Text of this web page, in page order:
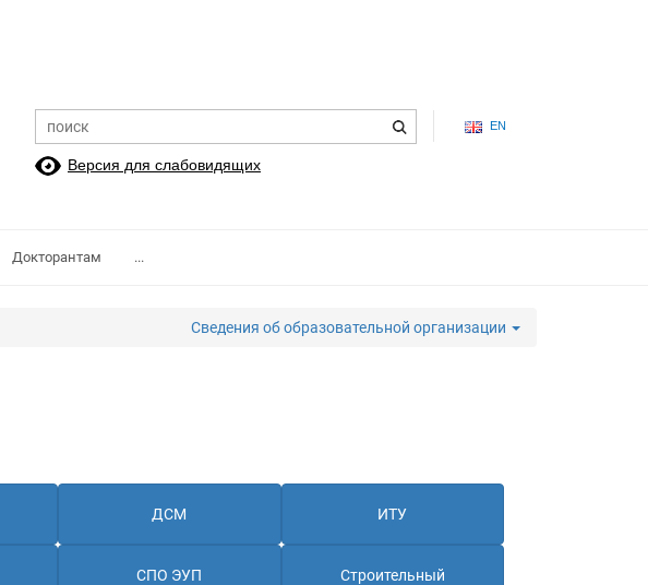
EN
Версия для слабовидящих
Докторантам ...
Сведения об образовательной организации
ДСМ ИТУ
СПО ЭУП Строительный